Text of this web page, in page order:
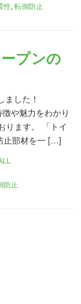
性, 転倒防止
プンの
ました！
や魅力をわかり
ります。 「トイ
止部材を一 […]
防止